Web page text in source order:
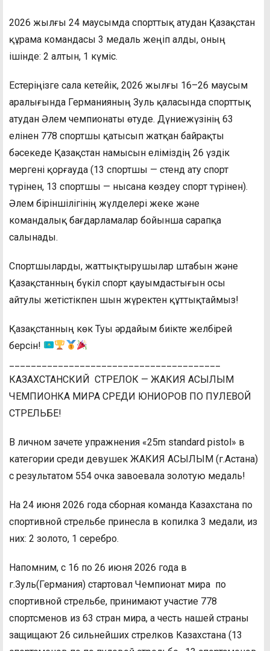
2026 жылғы 24 маусымда спорттық атудан Қазақстан
құрама командасы 3 медаль жеңіп алды, оның
ішінде: 2 алтын, 1 күміс.
Естеріңізге сала кетейік, 2026 жылғы 16–26 маусым
аралығында Германияның Зуль қаласында спорттық
атудан Әлем чемпионаты өтуде. Дүниежүзінің 63
елінен 778 спортшы қатысып жатқан байрақты
бәсекеде Қазақстан намысын еліміздің 26 үздік
мергені қорғауда (13 спортшы — стенд ату спорт
түрінен, 13 спортшы — нысана көздеу спорт түрінен).
Әлем біріншілігінің жүлделері жеке және
командалық бағдарламалар бойынша сарапқа
салынады.
Спортшыларды, жаттықтырушылар штабын және
Қазақстанның бүкіл спорт қауымдастығын осы
айтулы жетістікпен шын жүректен құттықтаймыз!
Қазақстанның көк Туы әрдайым биікте желбірей
берсін!
КАЗАХСТАНСКИЙ СТРЕЛОК — ЖАКИЯ АСЫЛЫМ
ЧЕМПИОНКА МИРА СРЕДИ ЮНИОРОВ ПО ПУЛЕВОЙ
СТРЕЛЬБЕ!
В личном зачете упражнения «25m standard pistol» в
категории среди девушек ЖАКИЯ АСЫЛЫМ (г.Астана)
с результатом 554 очка завоевала золотую медаль!
На 24 июня 2026 года сборная команда Казахстана по
спортивной стрельбе принесла в копилка 3 медали, из
них: 2 золото, 1 серебро.
Напомним, с 16 по 26 июня 2026 года в
г.Зуль(Германия) стартовал Чемпионат мира по
спортивной стрельбе, принимают участие 778
спортсменов из 63 стран мира, а честь нашей страны
защищают 26 сильнейших стрелков Казахстана (13